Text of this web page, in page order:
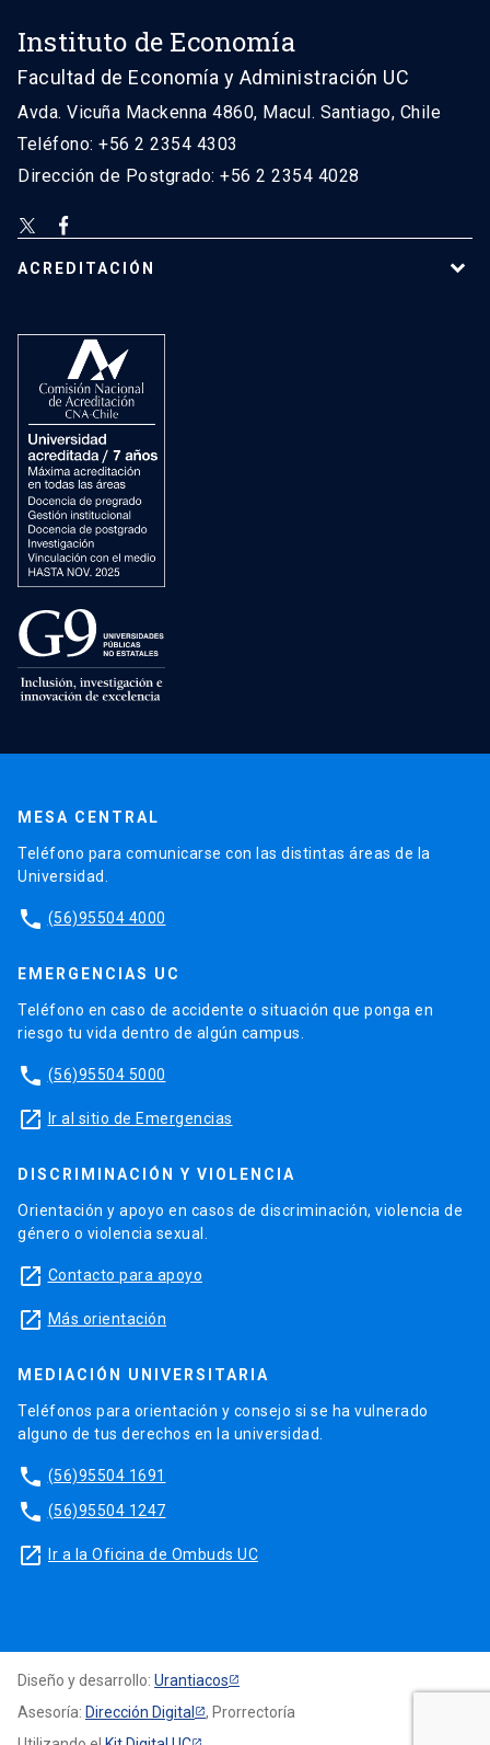
Instituto de Economía
Facultad de Economía y Administración UC
Avda. Vicuña Mackenna 4860, Macul. Santiago, Chile
Teléfono: +56 2 2354 4303
Dirección de Postgrado: +56 2 2354 4028
ACREDITACIÓN
MESA CENTRAL
Teléfono para comunicarse con las distintas áreas de la
Universidad.
phone (56)95504 4000
EMERGENCIAS UC
Teléfono en caso de accidente o situación que ponga en
riesgo tu vida dentro de algún campus.
phone (56)95504 5000
launch Ir al sitio de Emergencias
DISCRIMINACIÓN Y VIOLENCIA
Orientación y apoyo en casos de discriminación, violencia de
género o violencia sexual.
launch Contacto para apoyo
launch Más orientación
MEDIACIÓN UNIVERSITARIA
Teléfonos para orientación y consejo si se ha vulnerado
alguno de tus derechos en la universidad.
phone (56)95504 1691
phone (56)95504 1247
launch Ir a la Oficina de Ombuds UC
Diseño y desarrollo: Urantiacos
Asesoría: Dirección Digital
, Prorrectoría